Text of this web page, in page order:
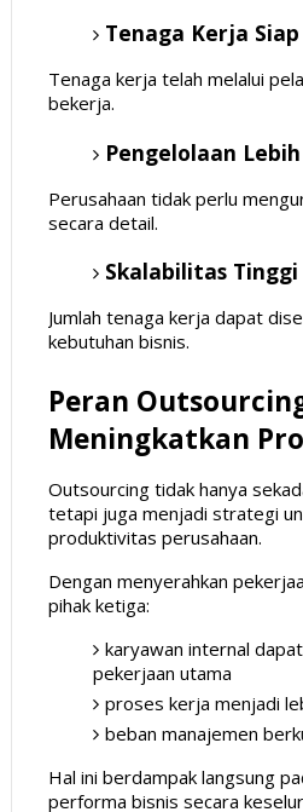
Tenaga Kerja
Tenaga kerja telah melalui
bekerja.
Pengelolaan
Perusahaan tidak perlu
secara detail.
Skalabilitas Tinggi
Jumlah tenaga kerja dapat
kebutuhan bisnis.
Peran
Meningkatkan
Outsourcing tidak hanya
tetapi juga menjadi strategi
produktivitas perusahaan.
Dengan menyerahkan
pihak ketiga:
karyawan internal
pekerjaan utama
proses kerja menjadi
beban manajemen
Hal ini berdampak langsung
performa bisnis secara